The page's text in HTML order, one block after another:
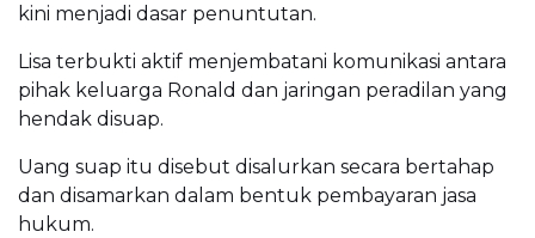
kini menjadi dasar penuntutan.
Lisa terbukti aktif menjembatani komunikasi antara
pihak keluarga Ronald dan jaringan peradilan yang
hendak disuap.
Uang suap itu disebut disalurkan secara bertahap
dan disamarkan dalam bentuk pembayaran jasa
hukum.